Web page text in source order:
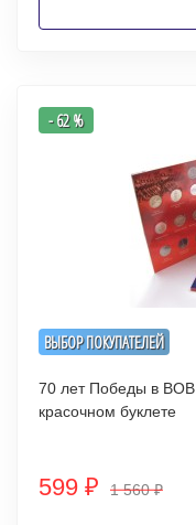
ВЫБОР ПОКУПАТЕЛЕЙ
- 62 %
70 лет Победы в ВОВ Набор из 18 монет 5 руб 2014 г в
красочном буклете
599 ₽ 1 560₽